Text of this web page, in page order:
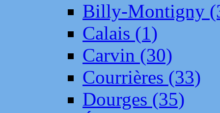
Billy-Montigny
Calais (1)
Carvin (30)
Courrières (33)
Dourges (35)